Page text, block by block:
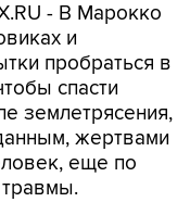
- В Марокко
и
пробраться в
спасти
землетрясения,
жертвами
еще по